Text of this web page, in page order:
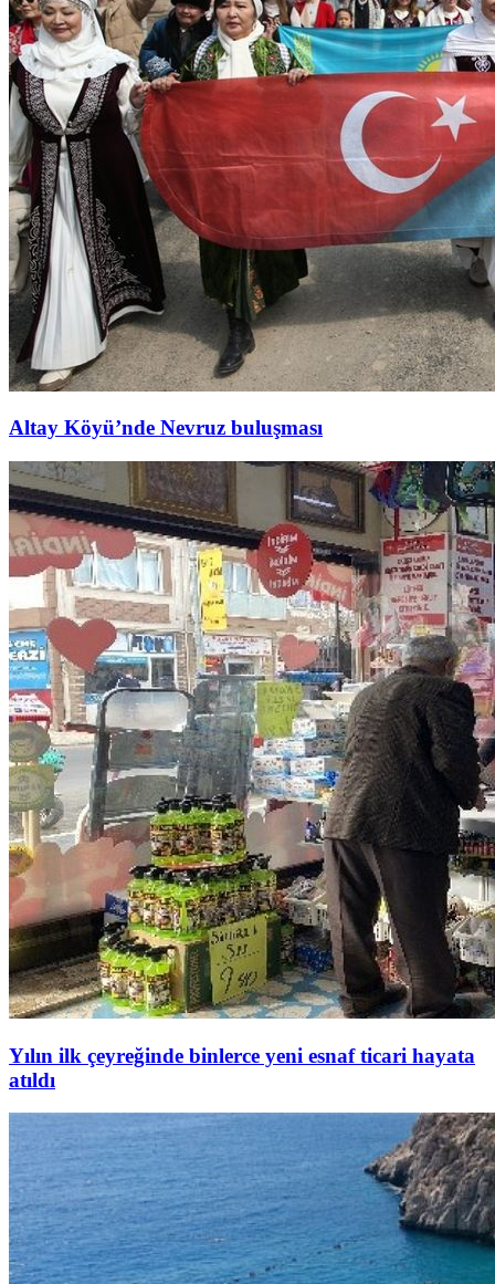
Altay Köyü’nde Nevruz buluşması
Yılın ilk çeyreğinde binlerce yeni esnaf ticari hayata
atıldı